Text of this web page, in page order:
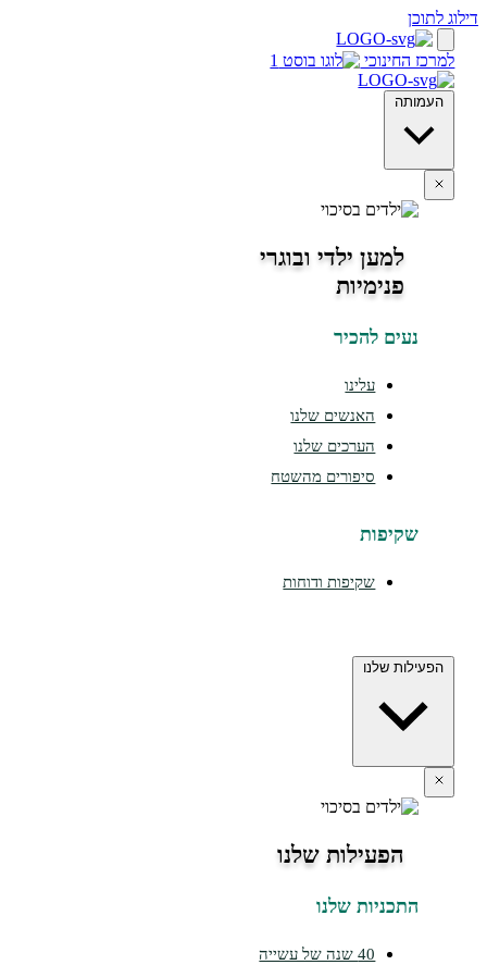
למען ילדי ובוגרי
להכיר
האנשים שלנו
הערכים שלנו
סיפורים מהשטח
שקיפות ודוחות
שלנו
הפעילות שלנו
שלנו